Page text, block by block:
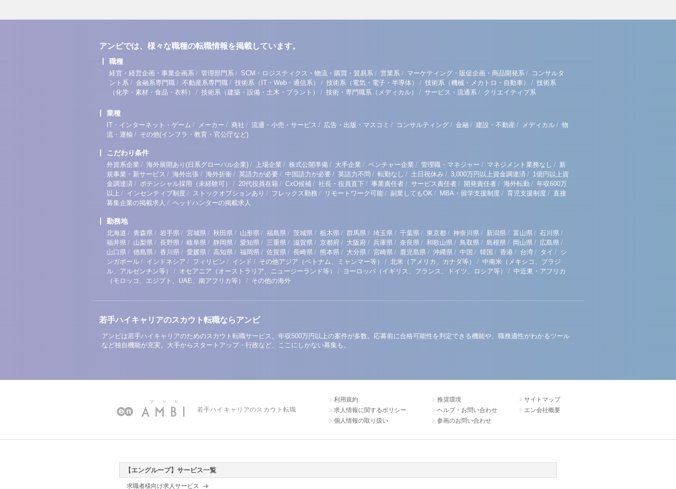
アンビでは、様々な職種の転職情報を掲載しています。
職種
経営・経営企画・事業企画系 / 管理部門系 / SCM・ロジスティクス・物流・購買・貿易系 / 営業系 / マーケティング・販促企画・商品開発系 / コンサルタ
ント系 / 金融系専門職 / 不動産系専門職 / 技術系（IT・Web・通信系） / 技術系（電気・電子・半導体） / 技術系（機械・メカトロ・自動車） / 技術系
（化学・素材・食品・衣料）
/ 技術系（建築・設備・土木・プラント） / 技術・専門職系（メディカル） / サービス・流通系 / クリエイティブ系
業種
IT・インターネット・ゲーム / メーカー / 商社 / 流通・小売・サービス / 広告・出版・マスコミ / コンサルティング / 金融 / 建設・不動産 / メディカル / 物
流・運輸 / その他(インフラ・教育・官公庁など)
こだわり条件
外資系企業 / 海外展開あり(日系グローバル企業) / 上場企業 / 株式公開準備 / 大手企業 / ベンチャー企業 / 管理職・マネジャー / マネジメント業務なし / 新
規事業・新サービス / 海外出張 / 海外折衝 / 英語力が必要 / 中国語力が必要 / 英語力不問 / 転勤なし / 土日祝休み / 3,000万円以上資金調達済 / 1億円以上資
金調達済 / ポテンシャル採用（未経験可） / 20代役員在籍 / CxO候補 / 社長・役員直下 / 事業責任者 / サービス責任者 / 開発責任者 / 海外転勤 / 年収600万
以上 / インセンティブ制度 / ストックオプションあり / フレックス勤務 / リモートワーク可能 / 副業してもOK / MBA・留学支援制度 / 育児支援制度 / 直接
募集企業の掲載求人 / ヘッドハンターの掲載求人
勤務地
北海道 / 青森県 / 岩手県 / 宮城県 / 秋田県 / 山形県 / 福島県 / 茨城県 / 栃木県 / 群馬県 / 埼玉県 / 千葉県 / 東京都 / 神奈川県 / 新潟県 / 富山県 / 石川県 /
福井県 / 山梨県 / 長野県 / 岐阜県 / 静岡県 / 愛知県 / 三重県 / 滋賀県 / 京都府 / 大阪府 / 兵庫県 / 奈良県 / 和歌山県 / 鳥取県 / 島根県 / 岡山県 / 広島県 /
山口県 / 徳島県 / 香川県 / 愛媛県 / 高知県 / 福岡県 / 佐賀県 / 長崎県 / 熊本県 / 大分県 / 宮崎県 / 鹿児島県 / 沖縄県 / 中国 / 韓国 / 香港 / 台湾 / タイ / シ
ンガポール / インドネシア / フィリピン / インド / その他アジア（ベトナム、ミャンマー等） / 北米（アメリカ、カナダ等） / 中南米（メキシコ、ブラジ
ル、アルゼンチン等）
/ オセアニア（オーストラリア、ニュージーランド等） / ヨーロッパ（イギリス、フランス、ドイツ、ロシア等） / 中近東・アフリカ
（モロッコ、エジプト、UAE、南アフリカ等）
/ その他の海外
若手ハイキャリアのスカウト転職ならアンビ
アンビは若手ハイキャリアのためのスカウト転職サービス。年収500万円以上の案件が多数。応募前に合格可能性を判定できる機能や、職務適性がわかるツール
など独自機能が充実。大手からスタートアップ・行政など、ここにしかない募集も。
若手ハイキャリアのスカウト転職
利用規約
求人情報に関するポリシー
個人情報の取り扱い
推奨環境
ヘルプ・お問い合わせ
参画のお問い合わせ
サイトマップ
エン会社概要
【エングループ】サービス一覧
求職者様向け求人サービス